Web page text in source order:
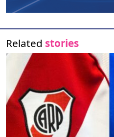
Related stories